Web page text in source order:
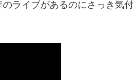
ライブがあるのにさっき気付